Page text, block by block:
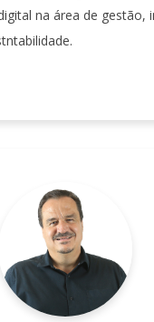
na área de gestão,